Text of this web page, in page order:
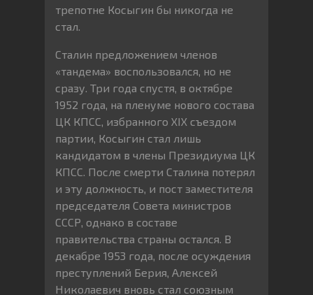
трепотне Косыгин бы никогда не
стал.
Сталин предложением членов
«тандема» воспользовался, но не
сразу. Три года спустя, в октябре
1952 года, на пленуме нового состава
ЦК КПСС, избранного XIX съездом
партии, Косыгин стал лишь
кандидатом в члены Президиума ЦК
КПСС. После смерти Сталина потерял
и эту должность, и пост заместителя
председателя Совета министров
СССР, однако в составе
правительства страны остался. В
декабре 1953 года, после осуждения
преступлений Берия, Алексей
Николаевич вновь стал союзным